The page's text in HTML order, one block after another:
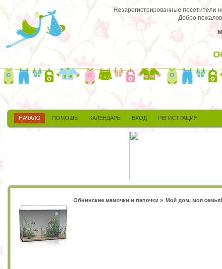
Незарегистрированные посетители
Добро
НАЧАЛО ПОМОЩЬ КАЛЕНДАРЬ ВХОД РЕГИСТРАЦИЯ
Обнинские мамочки и папочки » Мой дом, моя семья!